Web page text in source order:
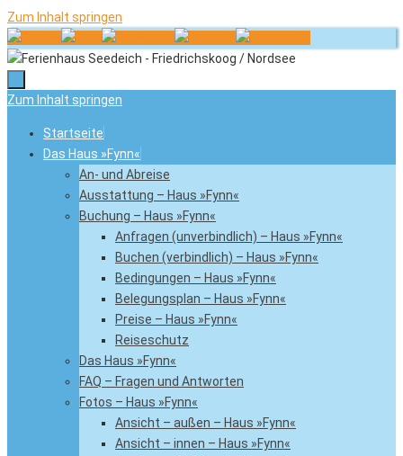
Zum Inhalt springen
Zum Inhalt springen
Startseite
Das Haus »Fynn«
An- und Abreise
Ausstattung – Haus »Fynn«
Buchung – Haus »Fynn«
Anfragen (unverbindlich) – Haus »Fynn«
Buchen (verbindlich) – Haus »Fynn«
Bedingungen – Haus »Fynn«
Belegungsplan – Haus »Fynn«
Preise – Haus »Fynn«
Reiseschutz
Das Haus »Fynn«
FAQ – Fragen und Antworten
Fotos – Haus »Fynn«
Ansicht – außen – Haus »Fynn«
Ansicht – innen – Haus »Fynn«